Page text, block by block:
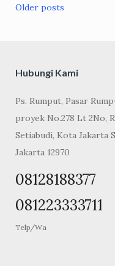
Older posts
Hubungi Kami
Ps. Rumput, Pasar
proyek No.278 Lt 2No,
Setiabudi, Kota Jakarta
Jakarta 12970
08128188377
081223333711
Telp/Wa